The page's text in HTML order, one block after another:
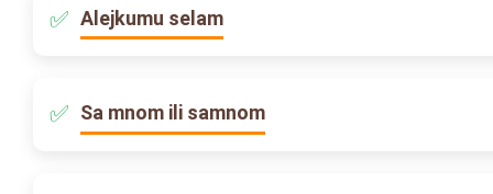
Alejkumu selam
Sa mnom ili samnom